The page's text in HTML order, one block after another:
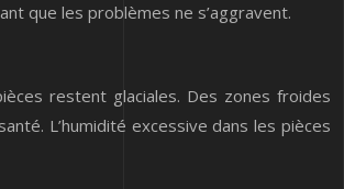
que les problèmes ne s’aggravent.
restent glaciales. Des zones froides
L’humidité excessive dans les pièces